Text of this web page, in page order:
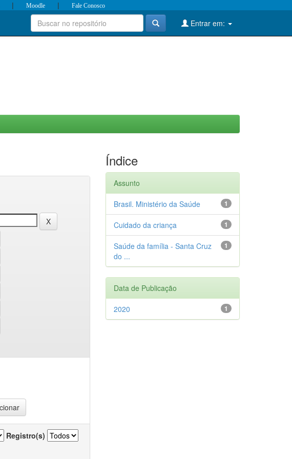
| Moodle | Fale Conosco
Entrar em:
Registro(s)
Índice
Assunto
1
Brasil. Ministério da Saúde
1
Cuidado da criança
1
Saúde da família - Santa Cruz
do ...
Data de Publicação
1
2020